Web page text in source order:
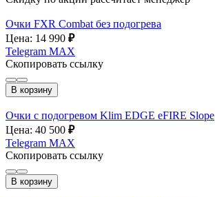
Очки FXR Combat без подогрева
Цена: 14 990 ₽
Telegram MAX
Скопировать ссылку
В корзину
Очки с подогревом Klim EDGE eFIRE Slope
Цена: 40 500 ₽
Telegram MAX
Скопировать ссылку
В корзину